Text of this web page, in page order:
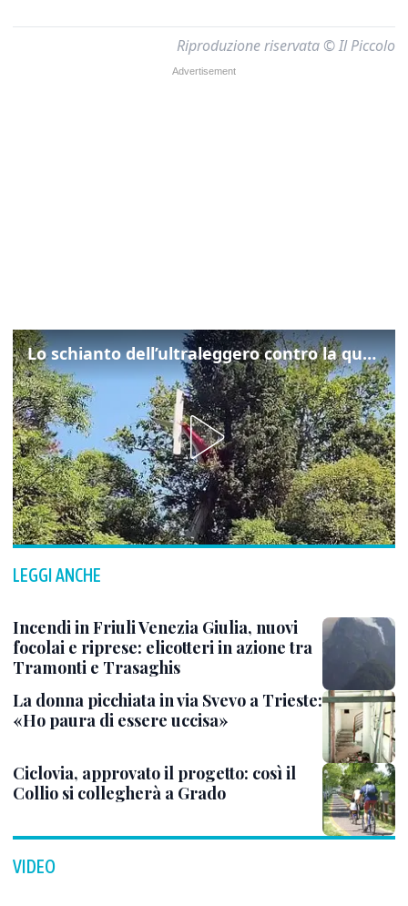
Riproduzione riservata © Il Piccolo
Lo schianto dell’ultraleggero contro la quercia: cosa è successo a Rivarotta
LEGGI ANCHE
Incendi in Friuli Venezia Giulia, nuovi
focolai e riprese: elicotteri in azione tra
Tramonti e Trasaghis
La donna picchiata in via Svevo a Trieste:
«Ho paura di essere uccisa»
Ciclovia, approvato il progetto: così il
Collio si collegherà a Grado
VIDEO